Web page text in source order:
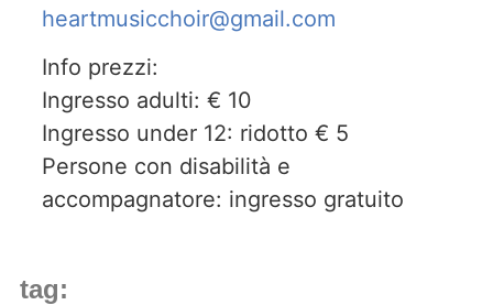
heartmusicchoir@gmail.com
Info prezzi:
Ingresso adulti: € 10
Ingresso under 12: ridotto € 5
Persone con disabilità e
accompagnatore: ingresso gratuito
tag: